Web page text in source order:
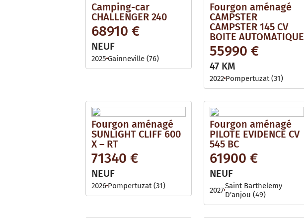
Camping-car
CHALLENGER 240
68910 €
NEUF
2025 Gainneville (76)
Fourgon aménagé
CAMPSTER
CAMPSTER 145 CV
BOITE AUTOMATIQUE
55990 €
47 KM
2022 Pompertuzat (31)
Fourgon aménagé
SUNLIGHT CLIFF 600
X – RT
71340 €
NEUF
2026 Pompertuzat (31)
Fourgon aménagé
PILOTE EVIDENCE CV
545 BC
61900 €
NEUF
2027Saint Barthelemy
D'anjou (49)